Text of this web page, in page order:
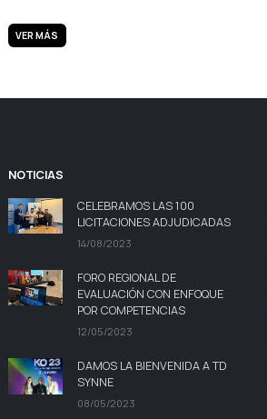
VER MÁS
NOTICIAS
CELEBRAMOS LAS 100
LICITACIONES ADJUDICADAS
14/08/2023
FORO REGIONAL DE
EVALUACIÓN CON ENFOQUE
POR COMPETENCIAS
12/05/2023
DAMOS LA BIENVENIDA A TD
SYNNE
08/05/2023